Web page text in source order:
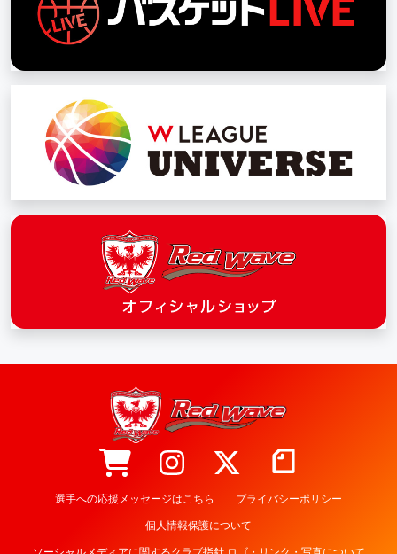
選手への応援メッセージはこちら プライバシーポリシー
個人情報保護について